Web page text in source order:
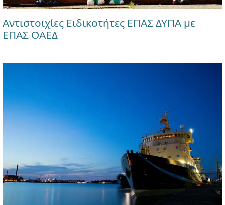
Αντιστοιχίες Ειδικοτήτες ΕΠΑΣ ΔΥΠΑ με
ΕΠΑΣ ΟΑΕΔ